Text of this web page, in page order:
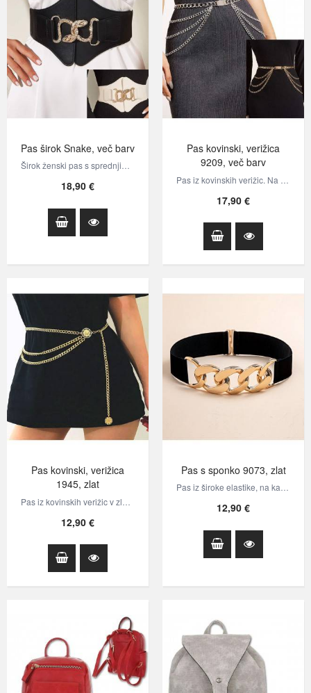
Pas širok Snake, več barv
18,90 €
Pas kovinski, verižica
9209, več barv
17,90 €
Pas kovinski, verižica
1945, zlat
12,90 €
Pas s sponko 9073, zlat
12,90 €